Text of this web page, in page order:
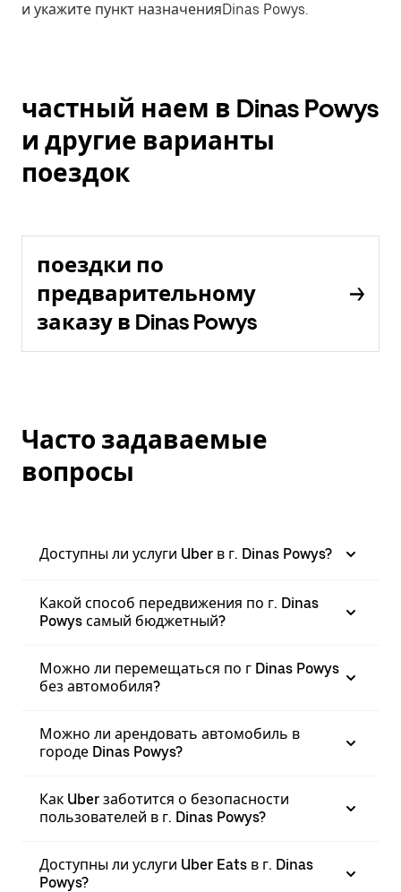
и укажите пункт назначенияDinas Powys.
частный наем в Dinas Powys
и другие варианты
поездок
поездки по
предварительному
заказу в Dinas Powys
Часто задаваемые
вопросы
Доступны ли услуги Uber в г. Dinas Powys?
Какой способ передвижения по г. Dinas
Powys самый бюджетный?
Можно ли перемещаться по г Dinas Powys
без автомобиля?
Можно ли арендовать автомобиль в
городе Dinas Powys?
Как Uber заботится о безопасности
пользователей в г. Dinas Powys?
Доступны ли услуги Uber Eats в г. Dinas
Powys?